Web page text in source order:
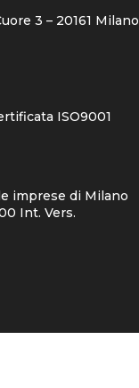
3 – 20161 Milano
ISO9001
imprese di Milano
Int. Vers.